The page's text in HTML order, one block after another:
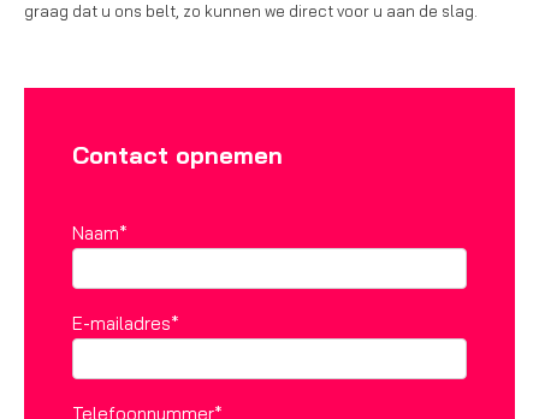
graag dat u ons belt, zo kunnen we direct voor u aan de slag.
Contact opnemen
Naam*
E-mailadres*
Telefoonnummer*